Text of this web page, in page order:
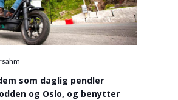
som daglig pendler
og Oslo, og benytter